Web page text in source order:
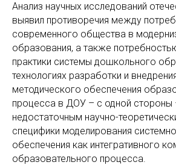
Анализ научных исследований
выявил противоречия между
современного общества в
образования, а также
практики системы дошкольного
технологиях разработки и
методического обеспечения
процесса в ДОУ – с одной стороны
недостаточным научно-
специфики моделирования
обеспечения как интегративного
образовательного процесса.